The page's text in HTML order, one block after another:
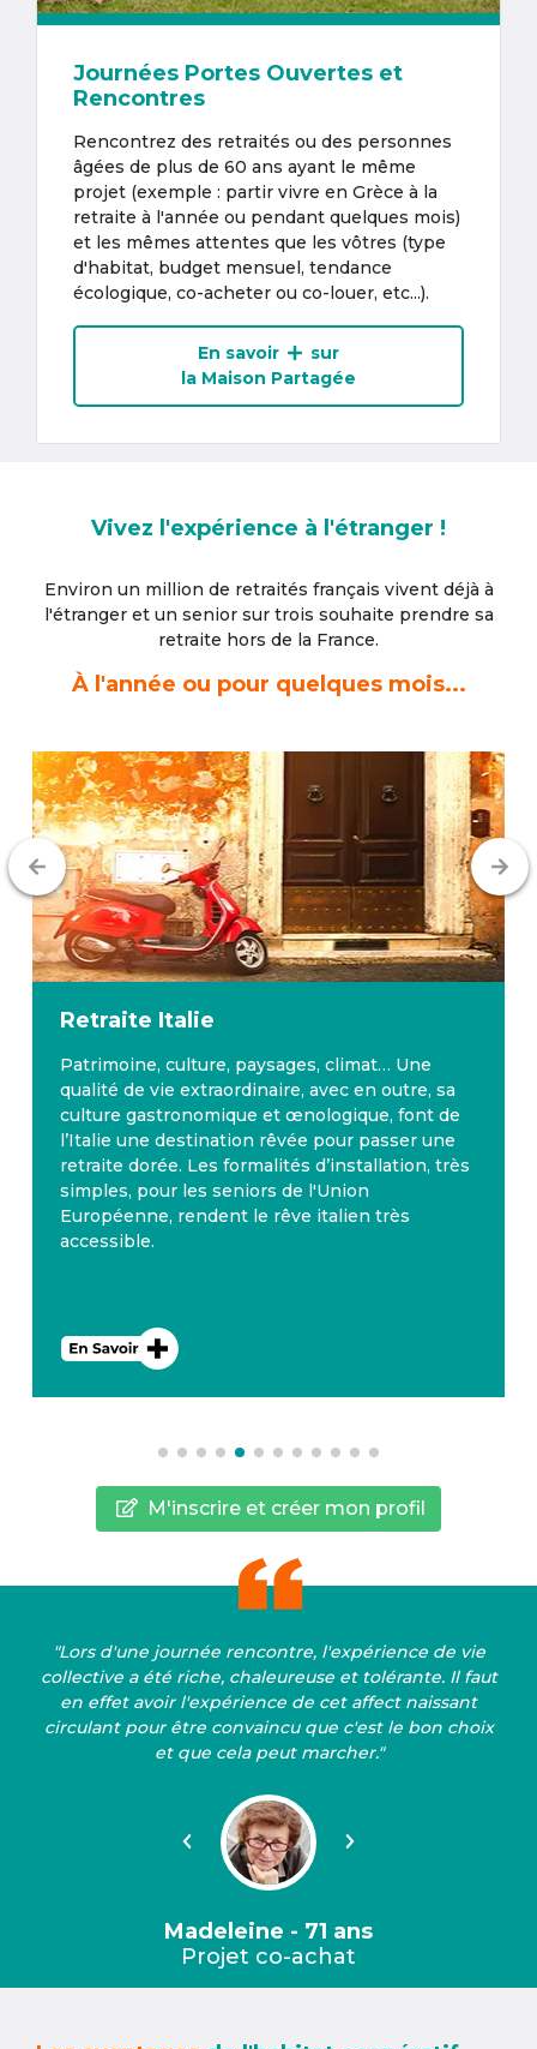
Journées Portes Ouvertes et
Rencontres
Rencontrez des retraités ou des personnes
âgées de plus de 60 ans ayant le même
projet (exemple : partir vivre en Grèce à la
retraite à l'année ou pendant quelques mois)
et les mêmes attentes que les vôtres (type
d'habitat, budget mensuel, tendance
écologique, co-acheter ou co-louer, etc...).
En savoir
sur
la Maison Partagée
Vivez l'expérience à l'étranger !
Environ un million de retraités français vivent déjà à
l'étrangeret un senior sur trois souhaite prendre sa
retraite hors de la France.
À l'année ou pour quelques mois...
RetraiteMalte
Malte bénéficie d’un climat avantageux toute
l’année, avec 300 jours d’ensoleillement par an.
La Valette à Malte, où plusieurs nationalités se
côtoient, apparaît dans les premiers rangs des
pays où il fait bon y passer sa retraite. D’ailleurs
Malte dispose également d’un système de
santé performant. L’anglais est la deuxième
langue nationale.
M'inscrire et créer mon profil
"Lors d'une journée rencontre, l'expérience de vie
collective a été riche, chaleureuse et tolérante. Il faut
en effet avoir l'expérience de cet affect naissant
circulant pour être convaincu que c'est le bon choix
et que cela peut marcher."
Précédent Suivant
Madeleine - 71 ans
Projet co-achat